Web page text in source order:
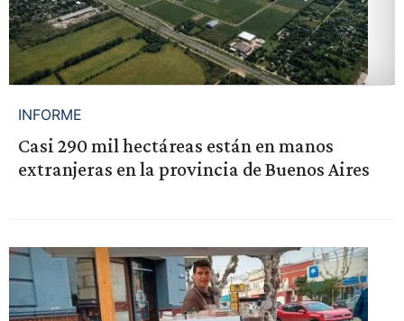
INFORME
Casi 290 mil hectáreas están en manos
extranjeras en la provincia de Buenos Aires